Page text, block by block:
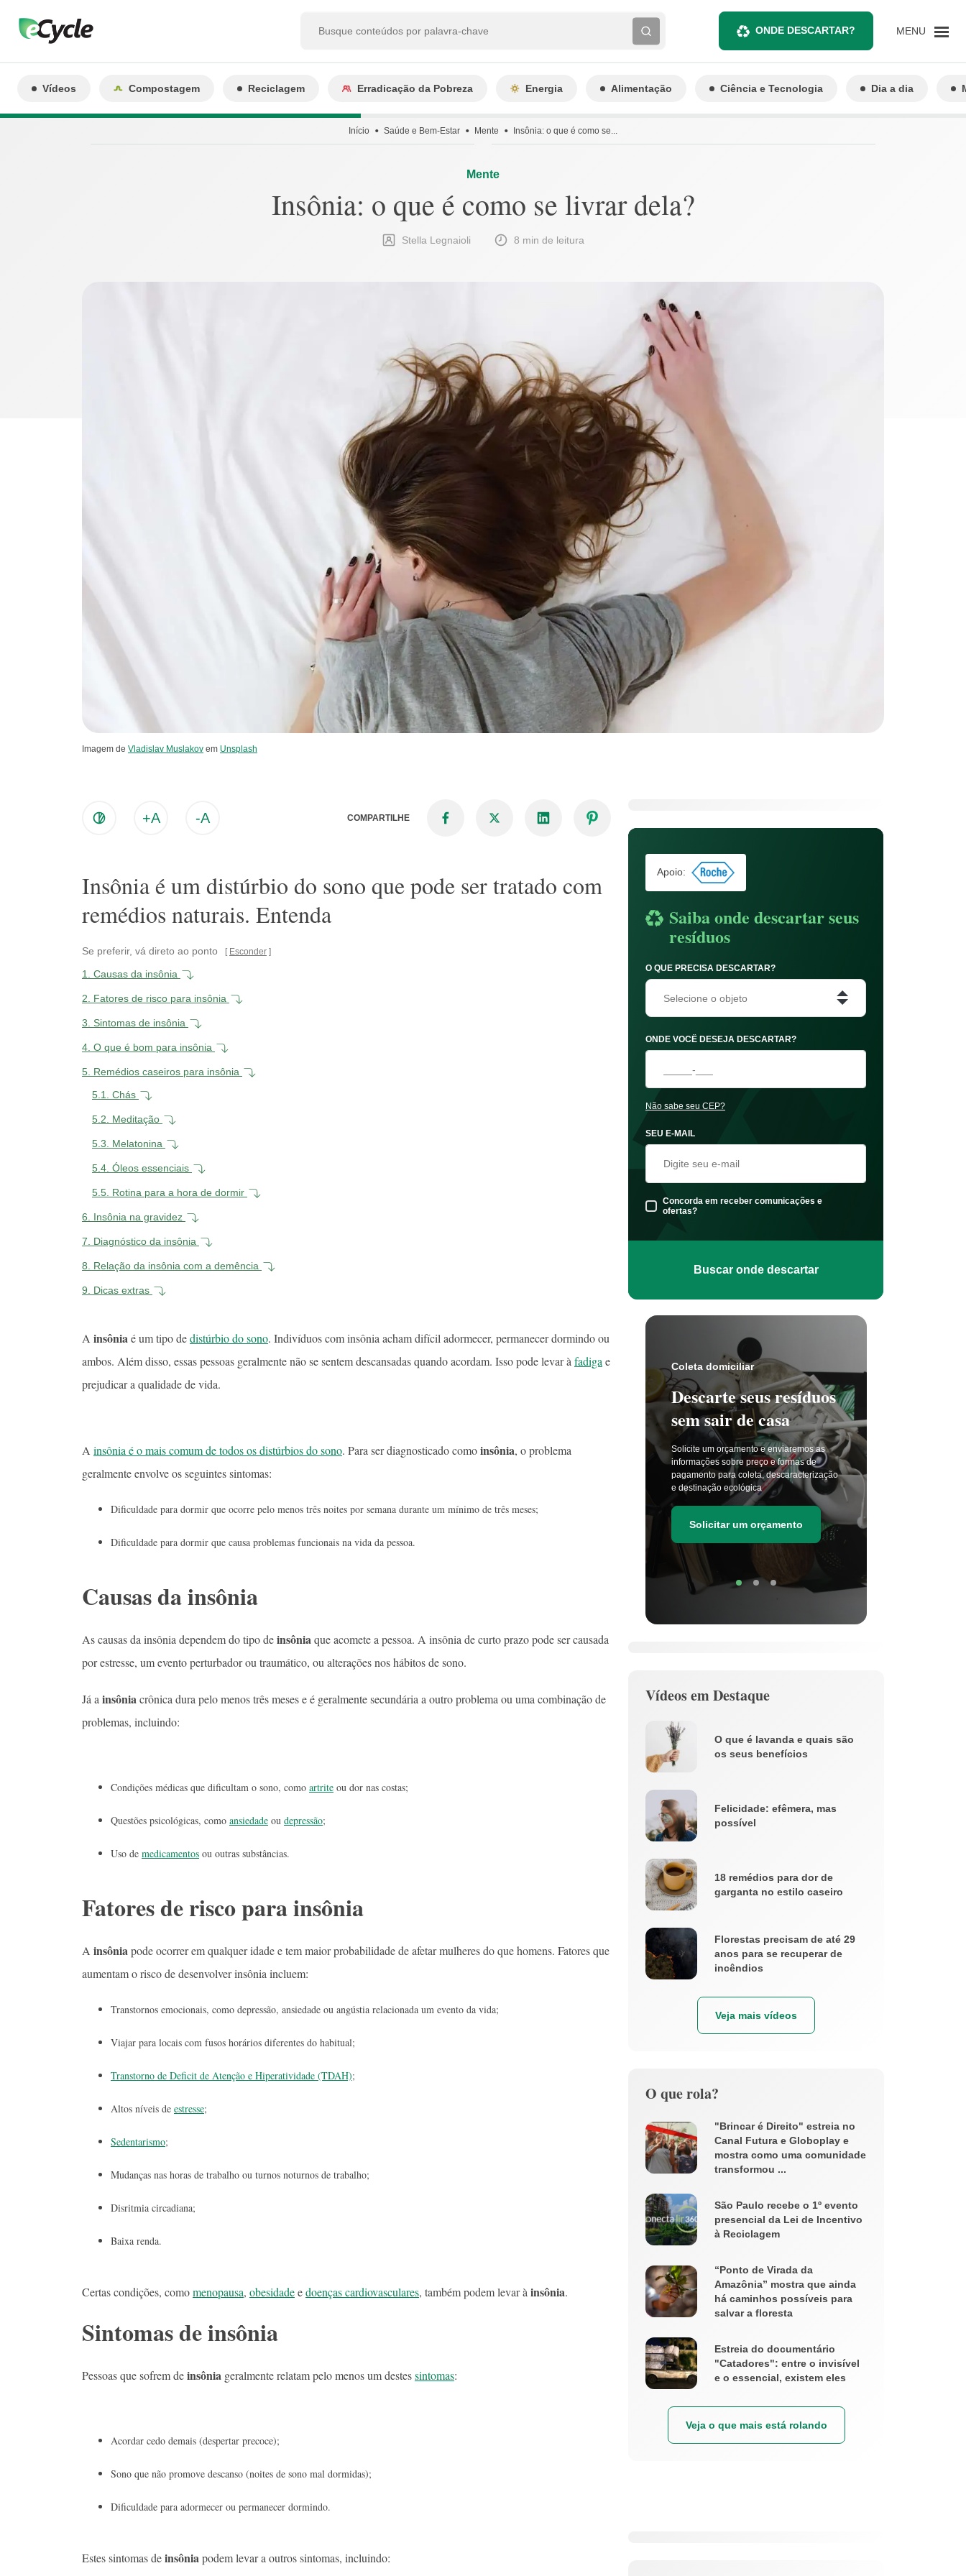
ONDE DESCARTAR? MENU
Vídeos Compostagem Reciclagem Erradicação da Pobreza Energia Alimentação Ciência e Tecnologia Dia a dia
Início Saúde e Bem-Estar Mente Insônia: o que é como se...
Mente
Insônia: o que é como se livrar dela?
Stella Legnaioli 8 min de leitura
Imagem de Vladislav Muslakov em Unsplash
+A -A COMPARTILHE
Insônia é um distúrbio do sono que pode ser tratado com
remédios naturais. Entenda
Se preferir, vá direto ao ponto Esconder
1. Causas da insônia
2. Fatores de risco para insônia
3. Sintomas de insônia
4. O que é bom para insônia
5. Remédios caseiros para insônia
5.1.
Chás
5.2. Meditação
5.3. Melatonina
5.4. Óleos essenciais
5.5. Rotina para a hora de dormir
6. Insônia na gravidez
7. Diagnóstico da insônia
8. Relação da insônia com a demência
9. Dicas extras
A insôniaé um tipo dedistúrbio do sono. Indivíduos com insônia acham difícil adormecer, permanecer dormindo ou
ambos. Além disso, essas pessoas geralmente não se sentem descansadas quando acordam. Isso pode levar à fadiga e
prejudicar a qualidade de vida.
A insônia é o mais comum de todos os distúrbios do sono. Para ser diagnosticado comoinsônia, o problema
geralmente envolve os seguintes sintomas:
Dificuldade para dormir que ocorre pelo menos três noites por semana durante um mínimo de três meses;
Dificuldade para dormir que causa problemas funcionais na vida da pessoa.
Causas da insônia
As causas da insônia dependem do tipo deinsôniaque acomete a pessoa. A insônia de curto prazo pode ser causada
por estresse, um evento perturbador ou traumático, ou alterações nos hábitos de sono.
Já ainsôniacrônica dura pelo menos três meses e é geralmente secundária a outro problema ou uma combinação de
problemas, incluindo:
Condições médicas que dificultam o sono, como artrite ou dor nas costas;
Questões psicológicas, como ansiedade ou depressão;
Uso de medicamentos ou outras substâncias.
Fatores de risco para insônia
A insôniapode ocorrer em qualquer idade e tem maior probabilidade de afetar mulheres do que homens. Fatores que
aumentam o risco de desenvolver insônia incluem:
Transtornos emocionais, como depressão, ansiedade ou angústia relacionada um evento da vida;
Viajar para locais com fusos horários diferentes do habitual;
Transtorno de Deficit de Atenção e Hiperatividade (TDAH);
Altos níveis de estresse;
Sedentarismo;
Mudanças nas horas de trabalho ou turnos noturnos de trabalho;
Disritmia circadiana;
Baixa renda.
Certas condições, comomenopausa, obesidadeedoenças cardiovasculares, também podem levar àinsônia.
Sintomas de insônia
Pessoas que sofrem deinsônia geralmente relatam pelo menos um destessintomas:
Acordar cedo demais (despertar precoce);
Sono que não promove descanso (noites de sono mal dormidas);
Dificuldade para adormecer ou permanecer dormindo.
Estes sintomas deinsônia podem levar a outros sintomas, incluindo:
Apoio:
Saiba onde descartar seus
resíduos
O QUE PRECISA DESCARTAR?
Selecione o objeto
ONDE VOCÊ DESEJA DESCARTAR?
Não sabe seu CEP?
SEU E-MAIL
Concorda em receber comunicações e
ofertas?
Buscar onde descartar
Coleta domiciliar
Descarte seus resíduos
sem sair de casa
Solicite um orçamento e enviaremos as
informações sobre preço e formas de
pagamento para coleta, descaracterização
e destinação ecológica
Solicitar um orçamento
Vídeos em Destaque
O que é lavanda e quais são
os seus benefícios
Felicidade: efêmera, mas
possível
18 remédios para dor de
garganta no estilo caseiro
Florestas precisam de até 29
anos para se recuperar de
incêndios
Veja mais vídeos
O que rola?
"Brincar é Direito" estreia no
Canal Futura e Globoplay e
mostra como uma comunidade
transformou ...
São Paulo recebe o 1º evento
presencial da Lei de Incentivo
à Reciclagem
“Ponto de Virada da
Amazônia” mostra que ainda
há caminhos possíveis para
salvar a floresta
Estreia do documentário
"Catadores": entre o invisível
e o essencial, existem eles
Veja o que mais está rolando